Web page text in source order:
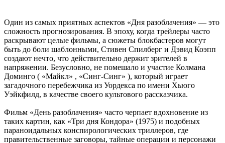
Один из самых приятных аспектов «Дня разоблачения» — это
сложность прогнозирования. В эпоху, когда трейлеры часто
раскрывают целые фильмы, а сюжеты блокбастеров могут
быть до боли шаблонными, Стивен Спилберг и Дэвид Коэпп
создают нечто, что действительно держит зрителей в
напряжении. Безусловно, не помешало и участие Колмана
Доминго ( «Майкл» , «Синг-Синг» ), который играет
загадочного перебежчика из Уордекса по имени Хьюго
Уэйкфилд, в качестве своего культового рассказчика.
Фильм «День разоблачения» часто черпает вдохновение из
таких картин, как «Три дня Кондора» (1975) и подобных
параноидальных конспирологических триллеров, где
правительственные заговоры, тайные операции и персонажи